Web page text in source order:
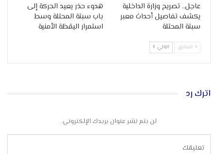
عاجل.. تصريح وزارة الداخلية
يكشف تفاصيل أحداث معبر
سبتة المحتلة
هدوء حذر يعيد الحركة إلى
باب سبتة المحتلة وسط
استمرار اليقظة الأمنية
السابق التالي
اترك رد
لن يتم نشر عنوان بريدك الإلكتروني.